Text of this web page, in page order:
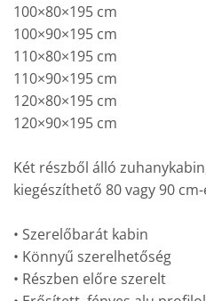
100×80×195 cm
100×90×195 cm
110×80×195 cm
110×90×195 cm
120×80×195 cm
120×90×195 cm
Két részből álló
kiegészíthető 80 vagy 90
• Szerelőbarát kabin
• Könnyű szerelhetőség
• Részben előre szerelt